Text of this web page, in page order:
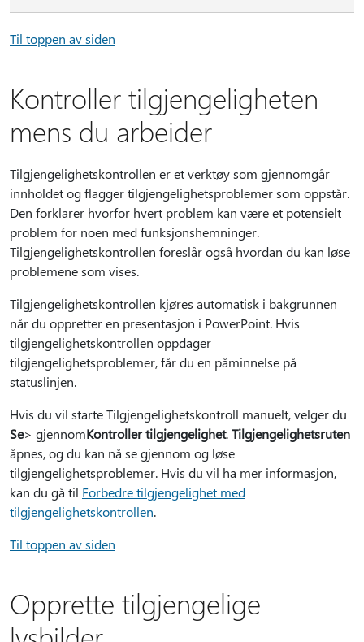
Til toppen av siden
Kontroller tilgjengeligheten
mens du arbeider
Tilgjengelighetskontrollen er et verktøy som gjennomgår
innholdet og flagger tilgjengelighetsproblemer som oppstår.
Den forklarer hvorfor hvert problem kan være et potensielt
problem for noen med funksjonshemninger.
Tilgjengelighetskontrollen foreslår også hvordan du kan løse
problemene som vises.
Tilgjengelighetskontrollen kjøres automatisk i bakgrunnen
når du oppretter en presentasjon i PowerPoint. Hvis
tilgjengelighetskontrollen oppdager
tilgjengelighetsproblemer, får du en påminnelse på
statuslinjen.
Hvis du vil starte Tilgjengelighetskontroll manuelt, velger du
Se> gjennomKontroller tilgjengelighet.Tilgjengelighetsruten
åpnes, og du kan nå se gjennom og løse
tilgjengelighetsproblemer. Hvis du vil ha mer informasjon,
kan du gå til Forbedre tilgjengelighet med
tilgjengelighetskontrollen.
Til toppen av siden
Opprette tilgjengelige